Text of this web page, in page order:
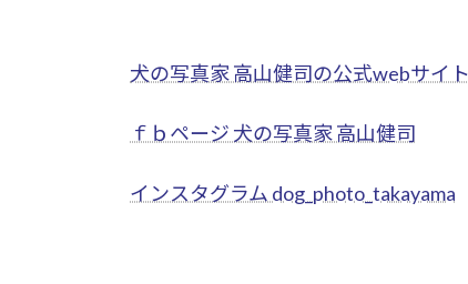
犬の写真家 高山健司の公式webサイト
ｆｂページ 犬の写真家 高山健司
インスタグラム dog_photo_takayama